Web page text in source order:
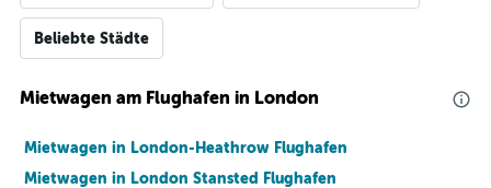
Beliebte Städte
Mietwagen am Flughafen in London
Mietwagen in London-Heathrow Flughafen
Mietwagen in London Stansted Flughafen